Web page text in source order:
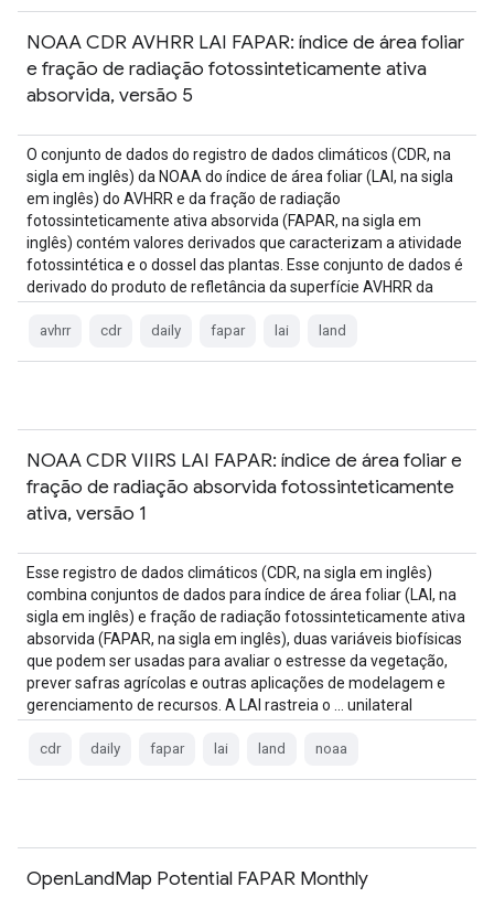
NOAA CDR AVHRR LAI FAPAR: índice de área foliar
e fração de radiação fotossinteticamente ativa
absorvida, versão 5
O conjunto de dados do registro de dados climáticos (CDR, na
sigla em inglês) da NOAA do índice de área foliar (LAI, na sigla
em inglês) do AVHRR e da fração de radiação
fotossinteticamente ativa absorvida (FAPAR, na sigla em
inglês) contém valores derivados que caracterizam a atividade
fotossintética e o dossel das plantas. Esse conjunto de dados é
derivado do produto de refletância da superfície AVHRR da
avhrr cdr daily fapar lai land
NOAA CDR VIIRS LAI FAPAR: índice de área foliar e
fração de radiação absorvida fotossinteticamente
ativa, versão 1
Esse registro de dados climáticos (CDR, na sigla em inglês)
combina conjuntos de dados para índice de área foliar (LAI, na
sigla em inglês) e fração de radiação fotossinteticamente ativa
absorvida (FAPAR, na sigla em inglês), duas variáveis biofísicas
que podem ser usadas para avaliar o estresse da vegetação,
prever safras agrícolas e outras aplicações de modelagem e
gerenciamento de recursos. A LAI rastreia o … unilateral
cdr daily fapar lai land noaa
OpenLandMap Potential FAPAR Monthly